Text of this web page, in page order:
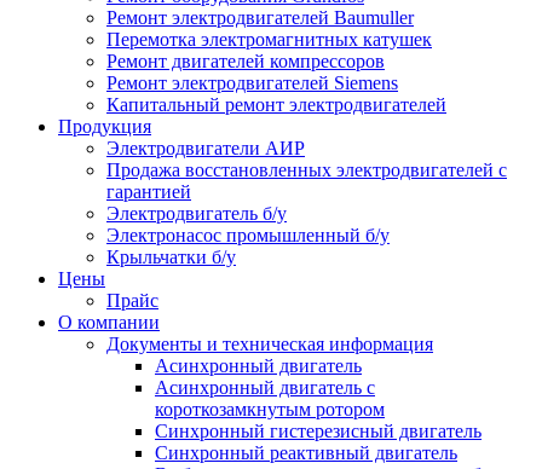
Ремонт электродвигателей Baumuller
Перемотка электромагнитных катушек
Ремонт двигателей компрессоров
Ремонт электродвигателей Siemens
Капитальный ремонт электродвигателей
Продукция
Электродвигатели АИР
Продажа восстановленных электродвигателей с
гарантией
Электродвигатель б/у
Электронасос промышленный б/у
Крыльчатки б/у
Цены
Прайс
О компании
Документы и техническая информация
Асинхронный двигатель
Асинхронный двигатель с
короткозамкнутым ротором
Синхронный гистерезисный двигатель
Синхронный реактивный двигатель